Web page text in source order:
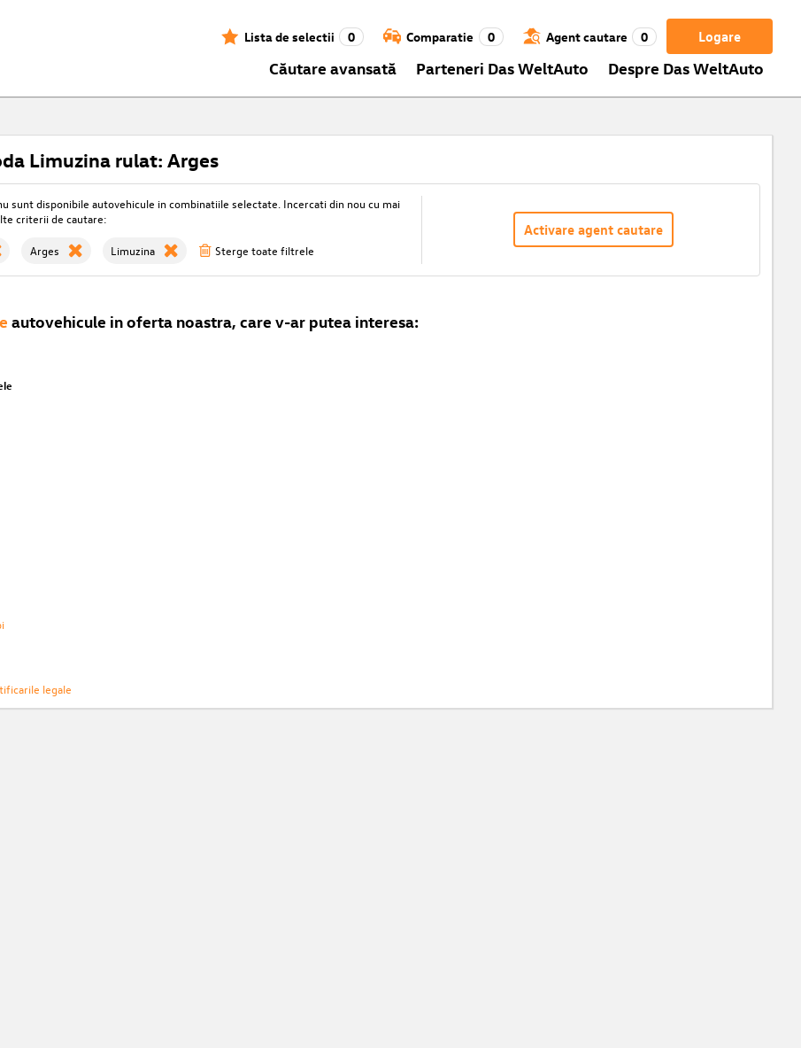
Logare
Lista de selectii 0 Comparatie 0 Agent cautare 0
Căutare avansată Parteneri Das WeltAuto Despre Das WeltAuto
Limuzina rulat: Arges
sunt disponibile autovehicule in combinatiile selectate. Incercati din nou cu mai
criterii de cautare:
Arges Limuzina Sterge toate filtrele
Activare agent cautare
autovehicule in oferta noastra, care v-ar putea interesa:
legale